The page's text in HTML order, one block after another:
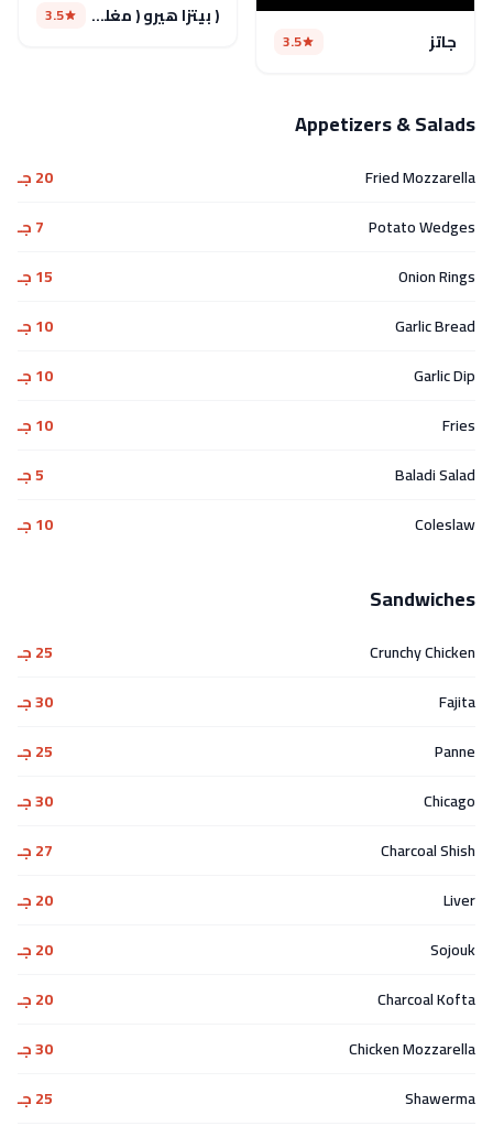
جاتز 3.5
( بيتزا هيرو ( مغلق مؤقتا 3.5
Appetizers & Salads
Fried Mozzarella
20 جـ
Potato Wedges
7 جـ
Onion Rings
15 جـ
Garlic Bread
10 جـ
Garlic Dip
10 جـ
Fries
10 جـ
Baladi Salad
5 جـ
Coleslaw
10 جـ
Sandwiches
Crunchy Chicken
25 جـ
Fajita
30 جـ
Panne
25 جـ
Chicago
30 جـ
Charcoal Shish
27 جـ
Liver
20 جـ
Sojouk
20 جـ
Charcoal Kofta
20 جـ
Chicken Mozzarella
30 جـ
Shawerma
25 جـ